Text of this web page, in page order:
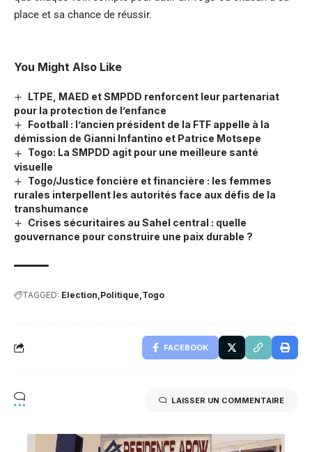
place et sa chance de réussir.
You Might Also Like
LTPE, MAED et SMPDD renforcent leur partenariat
pour la protection de l’enfance
Football : l’ancien président de la FTF appelle à la
démission de Gianni Infantino et Patrice Motsepe
Togo: La SMPDD agit pour une meilleure santé
visuelle
Togo/Justice foncière et financière : les femmes
rurales interpellent les autorités face aux défis de la
transhumance
Crises sécuritaires au Sahel central : quelle
gouvernance pour construire une paix durable ?
TAGGED: Election Politique Togo
FACEBOOK
LAISSER UN COMMENTAIRE